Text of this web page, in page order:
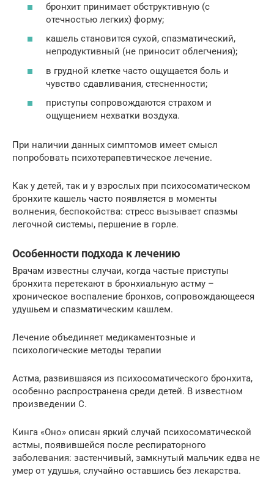
бронхит принимает обструктивную (с
отечностью легких) форму;
кашель становится сухой, спазматический,
непродуктивный (не приносит облегчения);
в грудной клетке часто ощущается боль и
чувство сдавливания, стесненности;
приступы сопровождаются страхом и
ощущением нехватки воздуха.
При наличии данных симптомов имеет смысл
попробовать психотерапевтическое лечение.
Как у детей, так и у взрослых при психосоматическом
бронхите кашель часто появляется в моменты
волнения, беспокойства: стресс вызывает спазмы
легочной системы, першение в горле.
Особенности подхода к лечению
Врачам известны случаи, когда частые приступы
бронхита перетекают в бронхиальную астму –
хроническое воспаление бронхов, сопровождающееся
удушьем и спазматическим кашлем.
Лечение объединяет медикаментозные и
психологические методы терапии
Астма, развившаяся из психосоматического бронхита,
особенно распространена среди детей. В известном
произведении С.
Кинга «Оно» описан яркий случай психосоматической
астмы, появившейся после респираторного
заболевания: застенчивый, замкнутый мальчик едва не
умер от удушья, случайно оставшись без лекарства.